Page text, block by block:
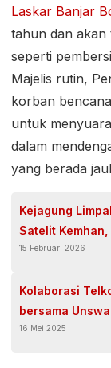
Laskar Banjar
tahun dan akan
seperti
Majelis rutin,
korban
untuk
dalam
yang berada
Kejagung
Satelit
Purnawirawan
15 Februari 2026
Kolaborasi
bersama
16 Mei 2025